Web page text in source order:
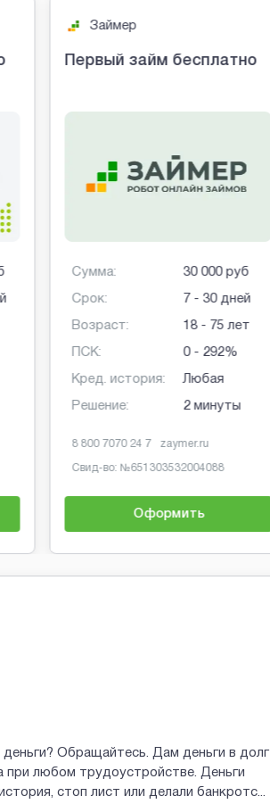
Займер
Первый займ бесплатно
Сумма:
Срок:
Возраст:
ПСК:
Кред. история:
Решение:
30 000 руб
7 - 30 дней
18 - 75 лет
0 - 292%
Любая
2 минуты
8 800 7070 24 7 zaymer.ru
Свид-во: №651303532004088
Оформить
Обращайтесь. Дам деньги в долг
при любом трудоустройстве. Деньги
стоп лист или делали банкротс